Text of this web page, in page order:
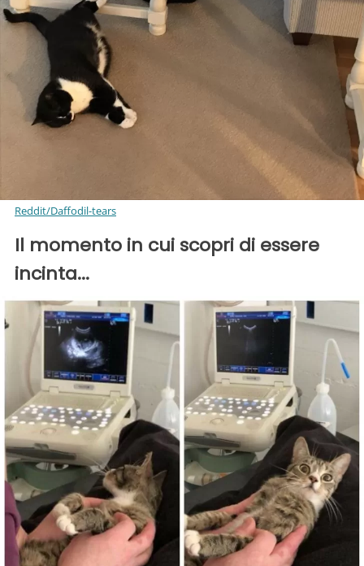
Reddit/Daffodil-tears
Il momento in cui scopri di essere
incinta...